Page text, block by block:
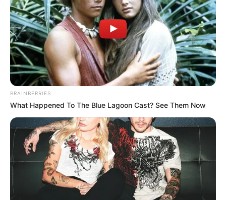
PRIX DE LA CHARTREUSE
PRONOSTIC PMU 03-04-2023
BRAINBERRIES
What Happened To The Blue Lagoon Cast? See Them Now